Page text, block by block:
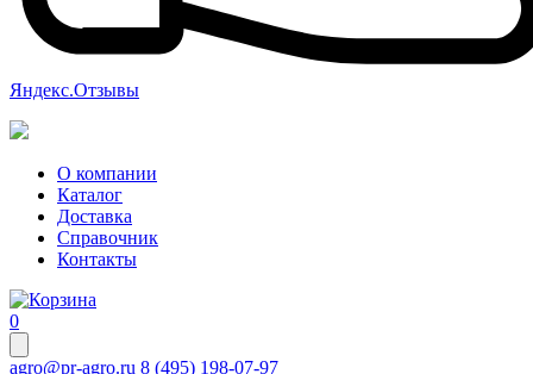
Яндекс.Отзывы
О компании
Каталог
Доставка
Справочник
Контакты
0
agro@pr-agro.ru 8 (495) 198-07-97